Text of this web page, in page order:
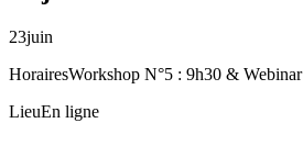
23juin
HorairesWorkshop N°5 : 9h30 &
LieuEn ligne